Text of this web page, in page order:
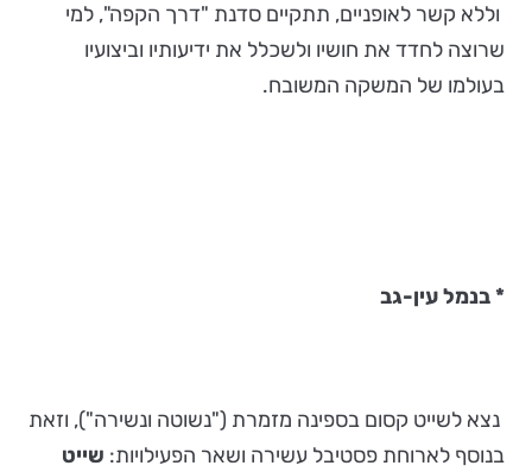
וללא קשר לאופניים, תתקיים סדנת "דרך הקפה", למי
שרוצה לחדד את חושיו ולשכלל את ידיעותיו וביצועיו
בעולמו של המשקה המשובח.
* בנמל עין-גב
נצא לשייט קסום בספינה מזמרת ("נשוטה ונשירה"), וזאת
בנוסף לארוחת פסטיבל עשירה ושאר הפעילויות: שייט